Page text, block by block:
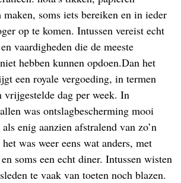
maken, soms iets bereiken en in ieder
op te komen. Intussen vereist echt
vaardigheden die de meeste
hebben kunnen opdoen.Dan het
een royale vergoeding, in termen
vrijgestelde dag per week. In
was ontslagbescherming mooi
enig aanzien afstralend van zo’n
was weer eens wat anders, met
soms een echt diner. Intussen wisten
te vaak van toeten noch blazen.